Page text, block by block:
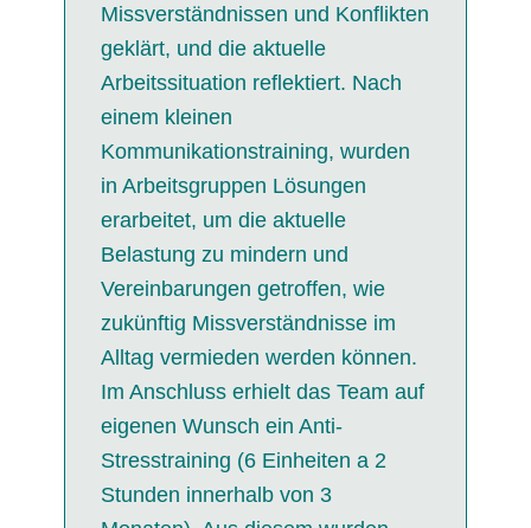
Missverständnissen und Konflikten
geklärt, und die aktuelle
Arbeitssituation reflektiert. Nach
einem kleinen
Kommunikationstraining, wurden
in Arbeitsgruppen Lösungen
erarbeitet, um die aktuelle
Belastung zu mindern und
Vereinbarungen getroffen, wie
zukünftig Missverständnisse im
Alltag vermieden werden können.
Im Anschluss erhielt das Team auf
eigenen Wunsch ein Anti-
Stresstraining (6 Einheiten a 2
Stunden innerhalb von 3